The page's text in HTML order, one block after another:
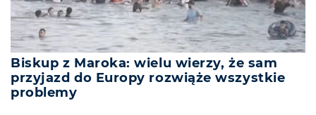
Biskup z Maroka: wielu wierzy, że sam
przyjazd do Europy rozwiąże wszystkie
problemy